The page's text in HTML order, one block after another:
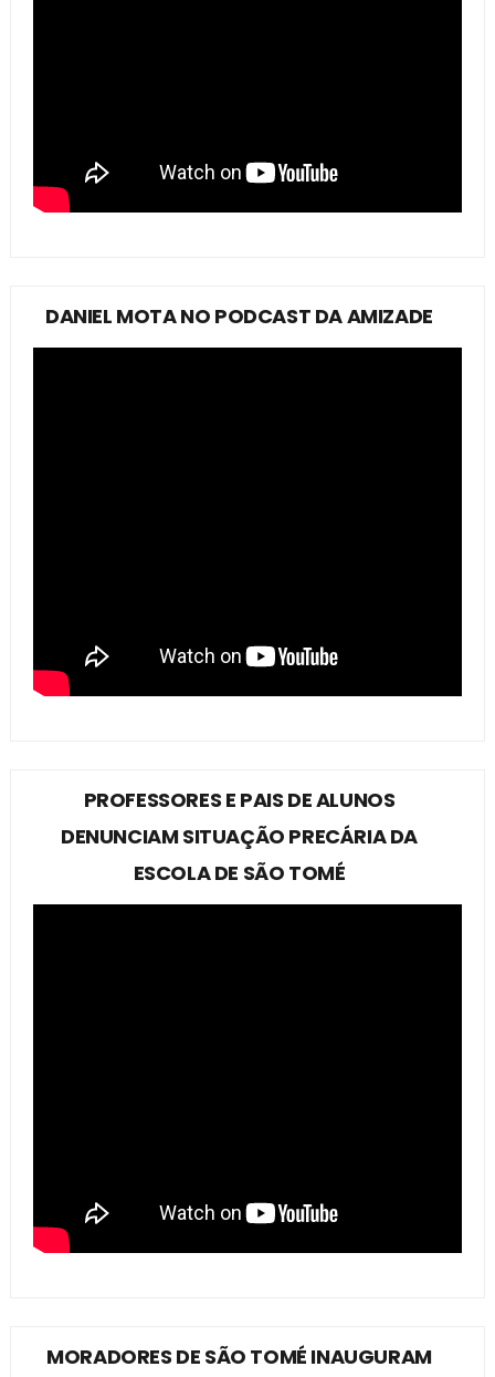
DANIEL MOTA NO PODCAST DA AMIZADE
PROFESSORES E PAIS DE ALUNOS
DENUNCIAM SITUAÇÃO PRECÁRIA DA
ESCOLA DE SÃO TOMÉ
MORADORES DE SÃO TOMÉ INAUGURAM